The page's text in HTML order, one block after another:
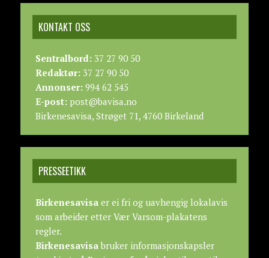
KONTAKT OSS
Sentralbord:37 27 90 50
Redaktør:37 27 90 50
Annonser:994 62 545
E-post:post@bavisa.no
Birkenesavisa, Strøget 71, 4760 Birkeland
PRESSEETIKK
Birkenesavisaer ei fri og uavhengig lokalavis
som arbeider etter Vær Varsom-plakatens
regler.
Birkenesavisabruker informasjonskapsler